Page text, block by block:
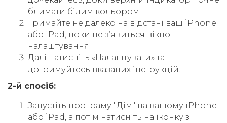
блимати білим кольором.
Тримайте не далеко на відстані ваш iPhone
або iPad, поки не зʼявиться вікно
налаштування.
Далі натисніть «Налаштувати» та
дотримуйтесь вказаних інструкцій.
2-й спосіб:
Запустіть програму "Дім" на вашому iPhone
або iPad, а потім натисніть на іконку з